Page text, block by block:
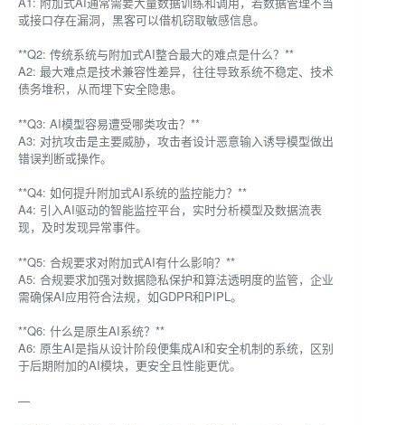
或接口存在漏洞，黑客可以借机窃取敏感信息。
**Q2: 传统系统与附加式AI整合最大的难点是什么？**
A2: 最大难点是技术兼容性差异，往往导致系统不稳定、技术
债务堆积，从而埋下安全隐患。
**Q3: AI模型容易遭受哪类攻击？**
A3: 对抗攻击是主要威胁，攻击者设计恶意输入诱导模型做出
错误判断或操作。
**Q4: 如何提升附加式AI系统的监控能力？**
A4: 引入AI驱动的智能监控平台，实时分析模型及数据流表
现，及时发现异常事件。
**Q5: 合规要求对附加式AI有什么影响？**
A5: 合规要求加强对数据隐私保护和算法透明度的监管，企业
需确保AI应用符合法规，如GDPR和PIPL。
**Q6: 什么是原生AI系统？**
A6: 原生AI是指从设计阶段便集成AI和安全机制的系统，区别
于后期附加的AI模块，更安全且性能更优。
—